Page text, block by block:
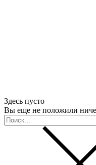
Здесь пусто
Вы еще не положили